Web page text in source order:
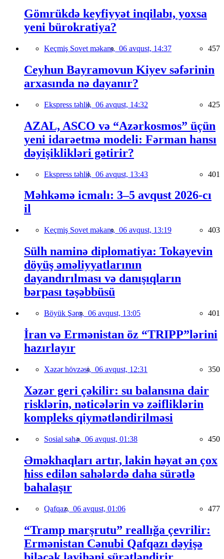
Gömrükdə keyfiyyət inqilabı, yoxsa
yeni bürokratiya?
Keçmiş Sovet məkanı, 06 avqust, 14:37 457
Ceyhun Bayramovun Kiyev səfərinin
arxasında nə dayanır?
Ekspress təhlil, 06 avqust, 14:32 425
AZAL, ASCO və “Azərkosmos” üçün
yeni idarəetmə modeli: Fərman hansı
dəyişiklikləri gətirir?
Ekspress təhlil, 06 avqust, 13:43 401
Məhkəmə icmalı: 3–5 avqust 2026-cı
il
Keçmiş Sovet məkanı, 06 avqust, 13:19 403
Sülh naminə diplomatiya: Tokayevin
döyüş əməliyyatlarının
dayandırılması və danışıqların
bərpası təşəbbüsü
Böyük Şərq, 06 avqust, 13:05 401
İran və Ermənistan öz “TRIPP”lərini
hazırlayır
Xəzər hövzəsi, 06 avqust, 12:31 350
Xəzər geri çəkilir: su balansına dair
risklərin, nəticələrin və zəifliklərin
kompleks qiymətləndirilməsi
Sosial sahə, 06 avqust, 01:38 450
Əməkhaqları artır, lakin həyat ən çox
hiss edilən sahələrdə daha sürətlə
bahalaşır
Qafqaz, 06 avqust, 01:06 477
“Tramp marşrutu” reallığa çevrilir:
Ermənistan Cənubi Qafqazı dəyişə